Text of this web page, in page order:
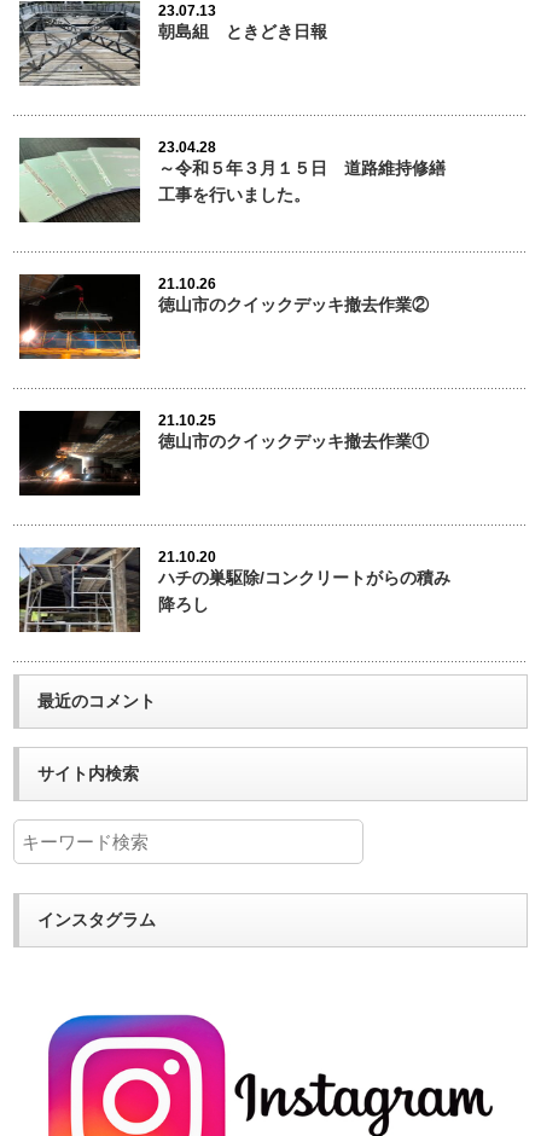
23.07.13
朝島組 ときどき日報
23.04.28
～令和５年３月１５日 道路維持修繕
工事を行いました。
21.10.26
徳山市のクイックデッキ撤去作業②
21.10.25
徳山市のクイックデッキ撤去作業①
21.10.20
ハチの巣駆除/コンクリートがらの積み
降ろし
最近のコメント
サイト内検索
インスタグラム